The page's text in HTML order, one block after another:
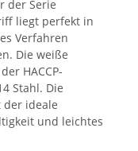
der Serie
liegt perfekt in
Verfahren
Die weiße
HACCP-
Stahl. Die
der ideale
und leichtes